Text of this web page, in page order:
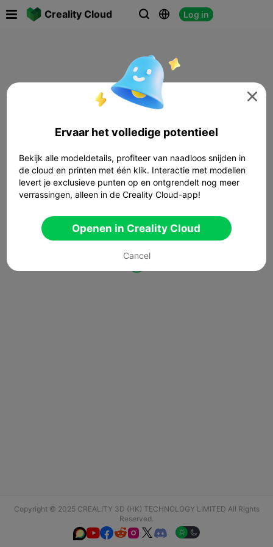
Creality Cloud   Log in
Copyright © 2025 CREALITY 3D (HK) TECHNOLOGY LIMITED All Rights
Reserved.
  

Ervaar het volledige potentieel
Bekijk alle modeldetails, profiteer van naadloos snijden in
de cloud en printen met één klik. Interactie met modellen
levert je exclusieve punten op en ontgrendelt nog meer
verrassingen, alleen in de Creality Cloud-app!
Openen in Creality Cloud
Cancel